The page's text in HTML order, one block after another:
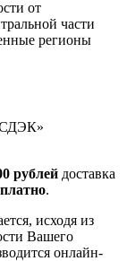
от
части
регионы
рублей доставка
.
исходя из
Вашего
онлайн-